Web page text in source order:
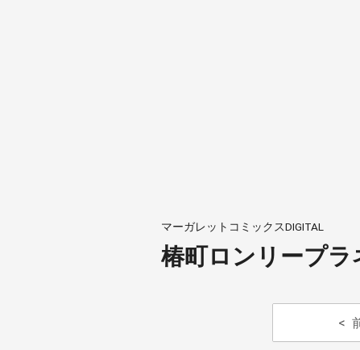
マーガレットコミックスDIGITAL
椿町ロンリープラ